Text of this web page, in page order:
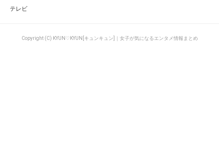
テレビ
Copyright (C) KYUN♡KYUN[キュンキュン]｜女子が気になるエンタメ情報まとめ